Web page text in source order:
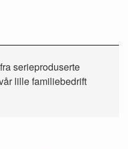
serieproduserte
lille familiebedrift